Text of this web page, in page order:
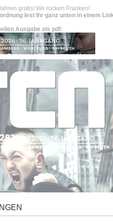
gratis! Wir rocken Franken!
lest Ihr ganz unten in einem
Ausgabe als pdf: